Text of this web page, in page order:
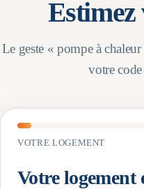
Estimez
Le geste « pompe à
votre
VOTRE LOGEMENT
Votre